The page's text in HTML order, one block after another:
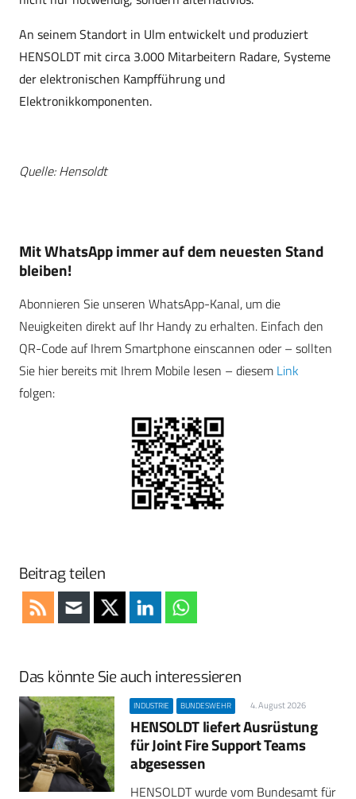
An seinem Standort in Ulm entwickelt und produziert
HENSOLDT mit circa 3.000 Mitarbeitern Radare, Systeme
der elektronischen Kampfführung und
Elektronikkomponenten.
Quelle: Hensoldt
Mit WhatsApp immer auf dem neuesten Stand
bleiben!
Abonnieren Sie unseren WhatsApp-Kanal, um die
Neuigkeiten direkt auf Ihr Handy zu erhalten. Einfach den
QR-Code auf Ihrem Smartphone einscannen oder – sollten
Sie hier bereits mit Ihrem Mobile lesen – diesem Link
folgen:
Beitrag teilen
Das könnte Sie auch interessieren
INDUSTRIE BUNDESWEHR 4. August 2026
HENSOLDT liefert Ausrüstung
für Joint Fire Support Teams
abgesessen
HENSOLDT wurde vom Bundesamt für